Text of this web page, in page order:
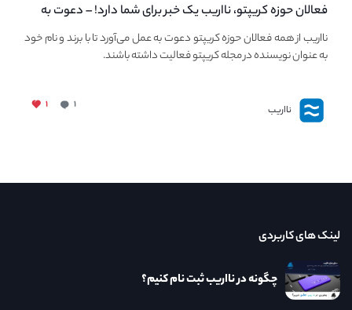
فعالان حوزه کریپتو، نااریب یک خبر برای شما دارد! – دعوت به
فعالیت در مجله کریپتو
نااریب از همه فعالان حوزه کریپتو دعوت به عمل می‌آورد تا با برند و نام خود
به عنوان نویسنده در مجله کریپتو فعالیت داشته باشند.
نااریب ۱ ۱
لینک های کاربردی
چگونه در نااریب ثبت نام کنیم؟